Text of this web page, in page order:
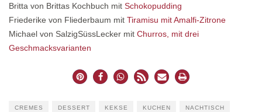
Britta von Brittas Kochbuch mit Schokopudding
Friederike von Fliederbaum mit Tiramisu mit Amalfi-Zitrone
Michael von SalzigSüssLecker mit Churros, mit drei
Geschmacksvarianten
CREMES DESSERT KEKSE KUCHEN NACHTISCH